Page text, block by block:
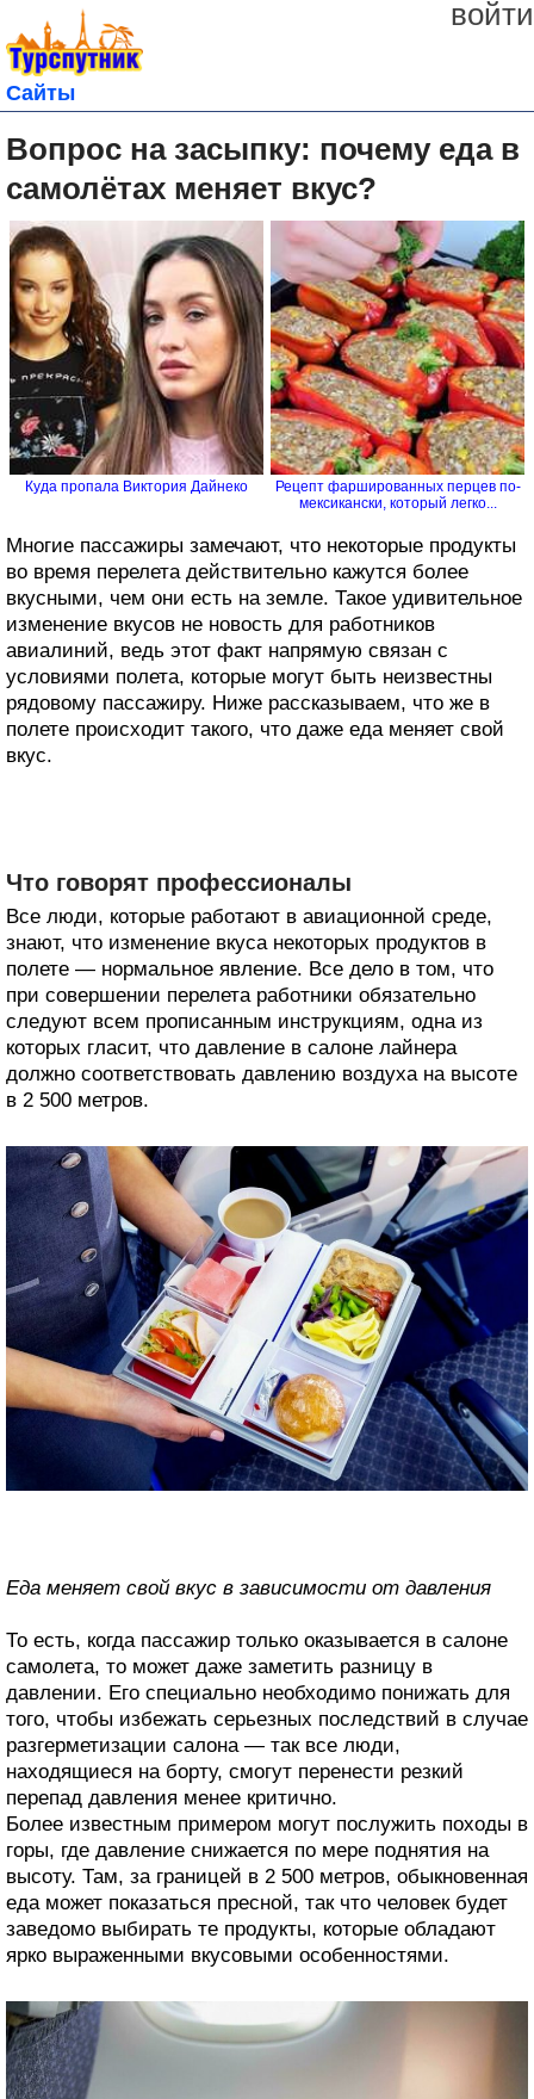
войти
Сайты
Вопрос на засыпку: почему еда в
самолётах меняет вкус?
Куда пропала Виктория Дайнеко
Рецепт фаршированных перцев по-
мексикански, который легко...
Многие пассажиры замечают, что некоторые продукты
во время перелета действительно кажутся более
вкусными, чем они есть на земле. Такое удивительное
изменение вкусов не новость для работников
авиалиний, ведь этот факт напрямую связан с
условиями полета, которые могут быть неизвестны
рядовому пассажиру. Ниже рассказываем, что же в
полете происходит такого, что даже еда меняет свой
вкус.
Что говорят профессионалы
Все люди, которые работают в авиационной среде,
знают, что изменение вкуса некоторых продуктов в
полете — нормальное явление. Все дело в том, что
при совершении перелета работники обязательно
следуют всем прописанным инструкциям, одна из
которых гласит, что давление в салоне лайнера
должно соответствовать давлению воздуха на высоте
в 2 500 метров.
Еда меняет свой вкус в зависимости от давления
То есть, когда пассажир только оказывается в салоне
самолета, то может даже заметить разницу в
давлении. Его специально необходимо понижать для
того, чтобы избежать серьезных последствий в случае
разгерметизации салона — так все люди,
находящиеся на борту, смогут перенести резкий
перепад давления менее критично.
Более известным примером могут послужить походы в
горы, где давление снижается по мере поднятия на
высоту. Там, за границей в 2 500 метров, обыкновенная
еда может показаться пресной, так что человек будет
заведомо выбирать те продукты, которые обладают
ярко выраженными вкусовыми особенностями.